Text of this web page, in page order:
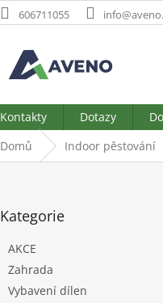
606711055
Kontakty Dotazy
Domů
Indoor pěstování
kategorie
Kategorie
AKCE
Zahrada
Vybavení dílen